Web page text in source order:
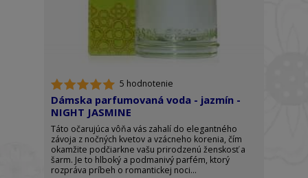
5 hodnotenie
Dámska parfumovaná voda - jazmín -
NIGHT JASMINE
Táto očarujúca vôňa vás zahalí do elegantného
závoja z nočných kvetov a vzácneho korenia, čím
okamžite podčiarkne vašu prirodzenú ženskosť a
šarm. Je to hlboký a podmanivý parfém, ktorý
rozpráva príbeh o romantickej noci...